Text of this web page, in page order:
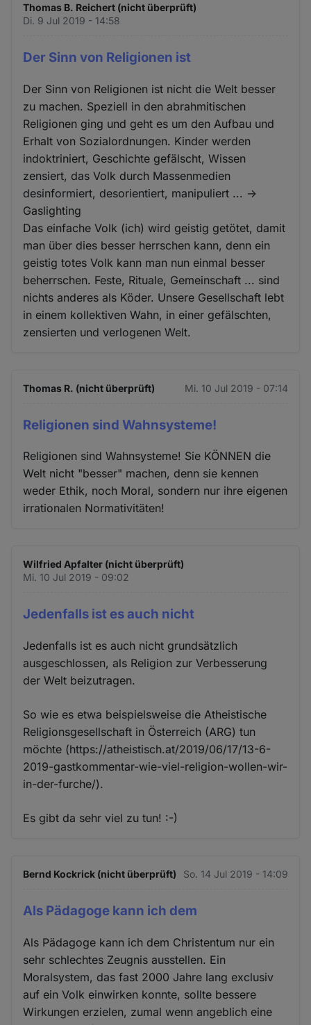
Thomas B. Reichert (nicht überprüft)
Di. 9 Jul 2019 - 14:58
Der Sinn von Religionen ist
Der Sinn von Religionen ist nicht die Welt besser
zu machen. Speziell in den abrahmitischen
Religionen ging und geht es um den Aufbau und
Erhalt von Sozialordnungen. Kinder werden
indoktriniert, Geschichte gefälscht, Wissen
zensiert, das Volk durch Massenmedien
desinformiert, desorientiert, manipuliert ... ->
Gaslighting
Das einfache Volk (ich) wird geistig getötet, damit
man über dies besser herrschen kann, denn ein
geistig totes Volk kann man nun einmal besser
beherrschen. Feste, Rituale, Gemeinschaft ... sind
nichts anderes als Köder. Unsere Gesellschaft lebt
in einem kollektiven Wahn, in einer gefälschten,
zensierten und verlogenen Welt.
Thomas R. (nicht überprüft) Mi. 10 Jul 2019 - 07:14
Religionen sind Wahnsysteme!
Religionen sind Wahnsysteme! Sie KÖNNEN die
Welt nicht "besser" machen, denn sie kennen
weder Ethik, noch Moral, sondern nur ihre eigenen
irrationalen Normativitäten!
Wilfried Apfalter (nicht überprüft)
Mi. 10 Jul 2019 - 09:02
Jedenfalls ist es auch nicht
Jedenfalls ist es auch nicht grundsätzlich
ausgeschlossen, als Religion zur Verbesserung
der Welt beizutragen.
So wie es etwa beispielsweise die Atheistische
Religionsgesellschaft in Österreich (ARG) tun
möchte (https://atheistisch.at/2019/06/17/13-6-
2019-gastkommentar-wie-viel-religion-wollen-wir-
in-der-furche/).
Es gibt da sehr viel zu tun! :-)
Bernd Kockrick (nicht überprüft) So. 14 Jul 2019 - 14:09
Als Pädagoge kann ich dem
Als Pädagoge kann ich dem Christentum nur ein
sehr schlechtes Zeugnis ausstellen. Ein
Moralsystem, das fast 2000 Jahre lang exclusiv
auf ein Volk einwirken konnte, sollte bessere
Wirkungen erzielen, zumal wenn angeblich eine